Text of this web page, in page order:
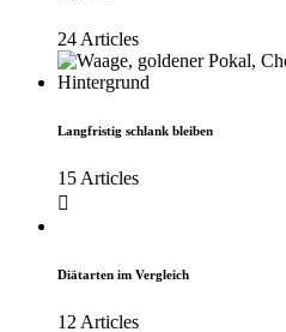
24 Articles
Langfristig schlank bleiben
15 Articles
Diätarten im Vergleich
12 Articles